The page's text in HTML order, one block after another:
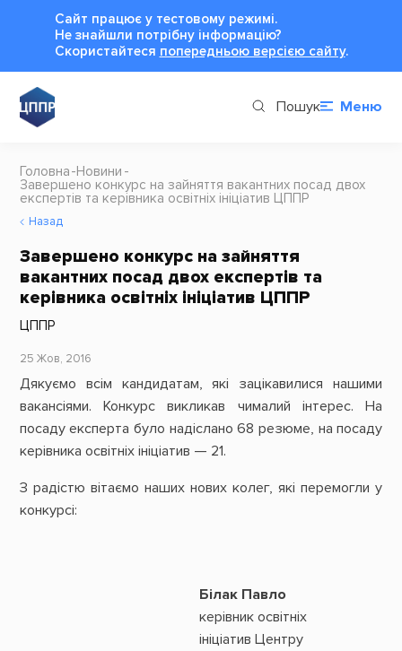
Сайт працює у тестовому режимі.
Не знайшли потрібну інформацію?
Cкористайтеся попередньою версією сайту.
Пошук Меню
Головна Новини
Завершено конкурс на зайняття вакантних посад двох
експертів та керівника освітніх ініціатив ЦППР
Назад
Завершено конкурс на зайняття
вакантних посад двох експертів та
керівника освітніх ініціатив ЦППР
ЦППР
25 Жов, 2016
Дякуємо всім кандидатам, які зацікавилися нашими
вакансіями. Конкурс викликав чималий інтерес. На
посаду експерта було надіслано 68 резюме, на посаду
керівника освітніх ініціатив — 21.
З радістю вітаємо наших нових колег, які перемогли у
конкурсі:
Білак Павло
керівник освітніх
ініціатив Центру